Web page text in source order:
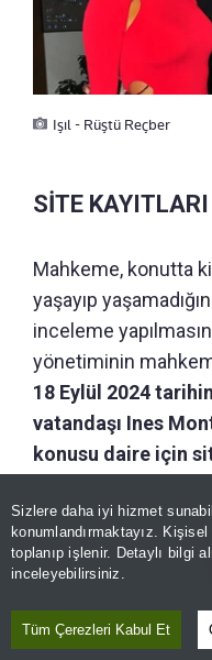
Sizlere daha iyi hizmet
konumlandırmaktayız.
toplanıp işlenir. Detaylı bilgi
inceleyebilirsiniz.
Tüm Çerezleri Kabul Et
Işıl - Rüştü Reçber
SİTE KAYITLARI
Mahkeme, konutta
yaşayıp
inceleme
yönetiminin
18 Eylül 2024
vatandaşı Ines
konusu daire için
GÜNÜN ÖZETİ